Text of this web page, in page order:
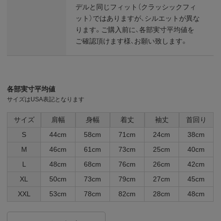
デルと同じフィット（クラッシックフィ
ット）ではありますが、シルエットが異な
ります。ご購入前に、各部実寸平均値を
ご確認頂けます様、お願い致します。
各部実寸平均値
サイズはUSA表記となります
サイズ 肩幅 身幅 着丈 袖丈
首回り
S
44cm 58cm 71cm 24cm
38cm
M
46cm 61cm 73cm 25cm
40cm
L
48cm 68cm 76cm 26cm
42cm
XL
50cm 73cm 79cm 27cm
45cm
XXL
53cm 78cm 82cm 28cm 48cm